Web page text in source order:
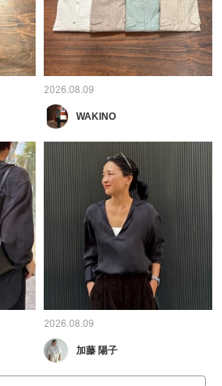
2026.08.09
WAKINO
2026.08.09
加藤 陽子